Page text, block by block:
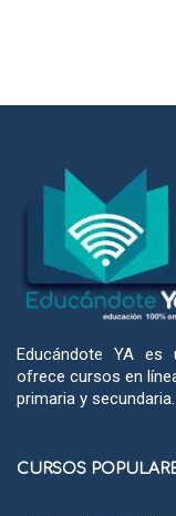
Educándote YA es
ofrece cursos en
primaria y secundaria.
CURSOS